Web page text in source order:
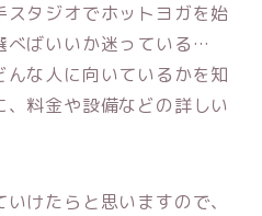
タジオでホットヨガを始
べばいいか迷っている…
な人に向いているかを知
料金や設備などの詳しい
けたらと思いますので、